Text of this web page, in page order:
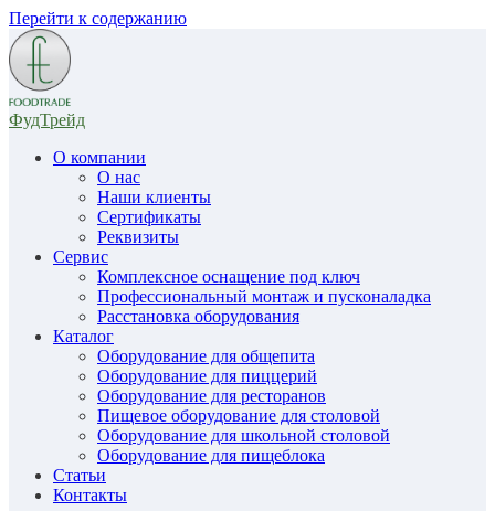
Перейти к содержанию
ФудТрейд
О компании
О нас
Наши клиенты
Сертификаты
Реквизиты
Сервис
Комплексное оснащение под ключ
Профессиональный монтаж и пусконаладка
Расстановка оборудования
Каталог
Оборудование для общепита
Оборудование для пиццерий
Оборудование для ресторанов
Пищевое оборудование для столовой
Оборудование для школьной столовой
Оборудование для пищеблока
Статьи
Контакты